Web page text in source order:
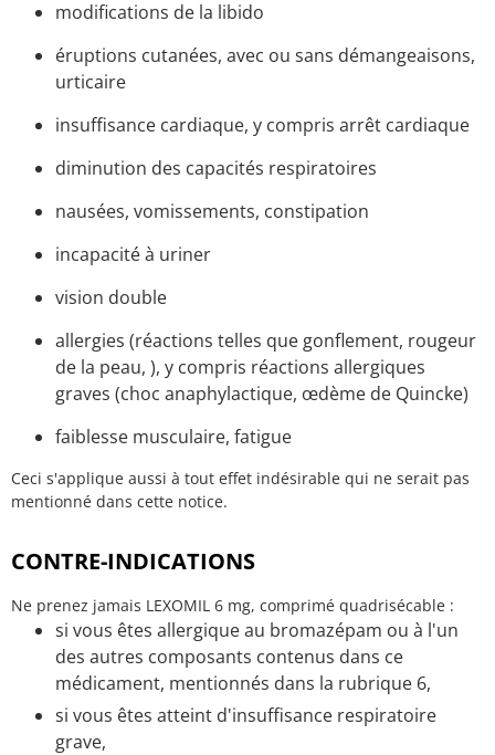
modifications de la libido
éruptions cutanées, avec ou sans démangeaisons,
urticaire
insuffisance cardiaque, y compris arrêt cardiaque
diminution des capacités respiratoires
nausées, vomissements, constipation
incapacité à uriner
vision double
allergies (réactions telles que gonflement, rougeur
de la peau, ), y compris réactions allergiques
graves (choc anaphylactique, œdème de Quincke)
faiblesse musculaire, fatigue
Ceci s'applique aussi à tout effet indésirable qui ne serait pas
mentionné dans cette notice.
CONTRE-INDICATIONS
Ne prenez jamais LEXOMIL 6 mg, comprimé quadrisécable :
si vous êtes allergique au bromazépam ou à l'un
des autres composants contenus dans ce
médicament, mentionnés dans la rubrique 6,
si vous êtes atteint d'insuffisance respiratoire
grave,